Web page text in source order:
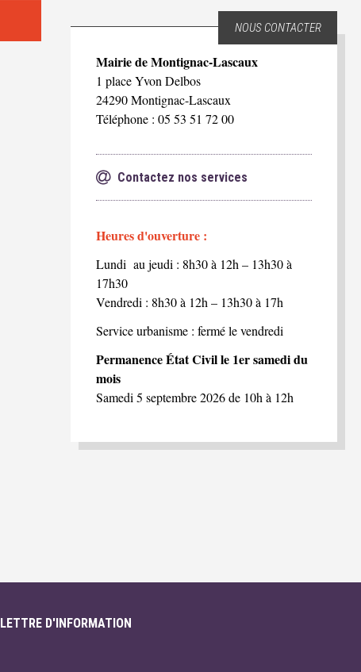
NOUS CONTACTER
Mairie de Montignac-Lascaux
1 place Yvon Delbos
24290 Montignac-Lascaux
Téléphone : 05 53 51 72 00
Contactez nos services
Heures d'ouverture :
Lundi au jeudi : 8h30 à 12h – 13h30 à
17h30
Vendredi : 8h30 à 12h – 13h30 à 17h
Service urbanisme : fermé le vendredi
Permanence État Civil le 1er samedi du
mois
Samedi 5 septembre 2026 de 10h à 12h
LETTRE D'INFORMATION